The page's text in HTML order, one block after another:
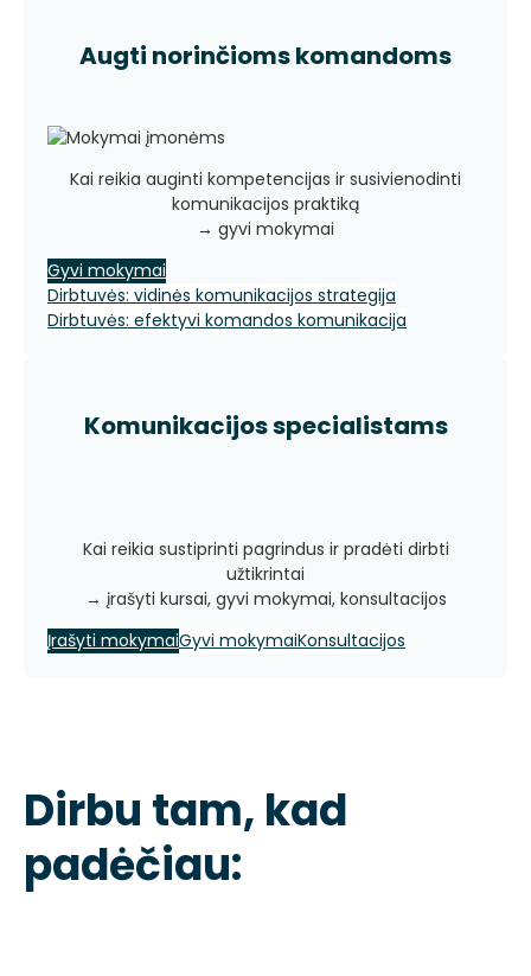
Augti norinčioms komandoms
Kai reikia auginti kompetencijas ir susivienodinti
komunikacijos praktiką
→ gyvi mokymai
Gyvi mokymai
Dirbtuvės: vidinės komunikacijos strategija
Dirbtuvės: efektyvi komandos komunikacija
Komunikacijos specialistams
Kai reikia sustiprinti pagrindus ir pradėti dirbti
užtikrintai
→ įrašyti kursai, gyvi mokymai, konsultacijos
Įrašyti mokymaiGyvi mokymaiKonsultacijos
Dirbu tam, kad
padėčiau: